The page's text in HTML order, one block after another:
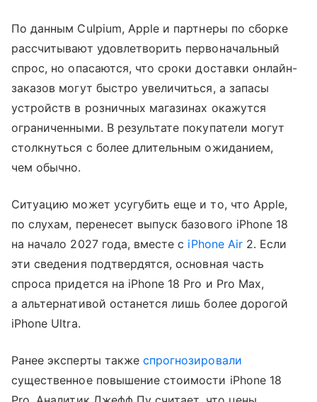
По данным Culpium, Apple и партнеры по сборке
рассчитывают удовлетворить первоначальный
спрос, но опасаются, что сроки доставки онлайн-
заказов могут быстро увеличиться, а запасы
устройств в розничных магазинах окажутся
ограниченными. В результате покупатели могут
столкнуться с более длительным ожиданием,
чем обычно.
Ситуацию может усугубить еще и то, что Apple,
по слухам, перенесет выпуск базового iPhone 18
на начало 2027 года, вместе с iPhone Air2. Если
эти сведения подтвердятся, основная часть
спроса придется на iPhone 18 Pro и Pro Max,
а альтернативой останется лишь более дорогой
iPhone Ultra.
Ранее эксперты такжеспрогнозировали
существенное повышение стоимости iPhone 18